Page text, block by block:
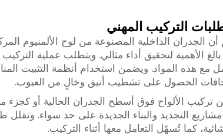
التركيب المهني
الجدران الداخلية المصنوعة من لوح الألمنيوم
الأهمية لتحقيق أداء مثالي. ويتطلب عملية
مع هذه المواد. ويضمن استخدام أنظمة التثبيت
الحصول على تشطيب أنيق وخالٍ من العيوب.
تركيب الألواح فوق أسطح الجدران الحالية أو كجزء
التجديد والبناء الجديدة على حد سواء. وتقلل
كما تُسهّل التعامل معها أثناء التركيب.